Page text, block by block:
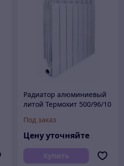
Радиатор алюминиевый
литой Термохит 500/96/10
Под заказ
Цену уточняйте
Купить